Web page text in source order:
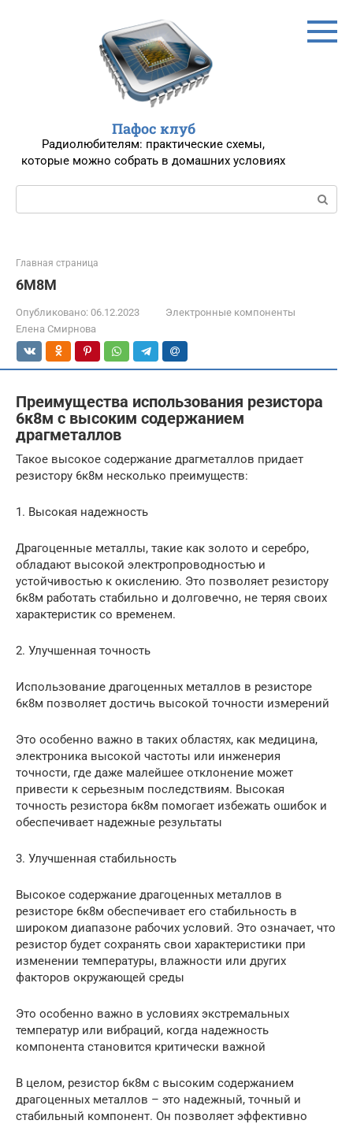
Пафос клуб
Радиолюбителям: практические схемы,
которые можно собрать в домашних условиях
Поиск:
Главная страница
6М8М
Опубликовано: 06.12.2023
Электронные компоненты
Елена Смирнова
Преимущества использования резистора
6к8м с высоким содержанием
драгметаллов
Такое высокое содержание драгметаллов придает
резистору 6к8м несколько преимуществ:
1. Высокая надежность
Драгоценные металлы, такие как золото и серебро,
обладают высокой электропроводностью и
устойчивостью к окислению. Это позволяет резистору
6к8м работать стабильно и долговечно, не теряя своих
характеристик со временем.
2. Улучшенная точность
Использование драгоценных металлов в резисторе
6к8м позволяет достичь высокой точности измерений
Это особенно важно в таких областях, как медицина,
электроника высокой частоты или инженерия
точности, где даже малейшее отклонение может
привести к серьезным последствиям. Высокая
точность резистора 6к8м помогает избежать ошибок и
обеспечивает надежные результаты
3. Улучшенная стабильность
Высокое содержание драгоценных металлов в
резисторе 6к8м обеспечивает его стабильность в
широком диапазоне рабочих условий. Это означает, что
резистор будет сохранять свои характеристики при
изменении температуры, влажности или других
факторов окружающей среды
Это особенно важно в условиях экстремальных
температур или вибраций, когда надежность
компонента становится критически важной
В целом, резистор 6к8м с высоким содержанием
драгоценных металлов – это надежный, точный и
стабильный компонент. Он позволяет эффективно